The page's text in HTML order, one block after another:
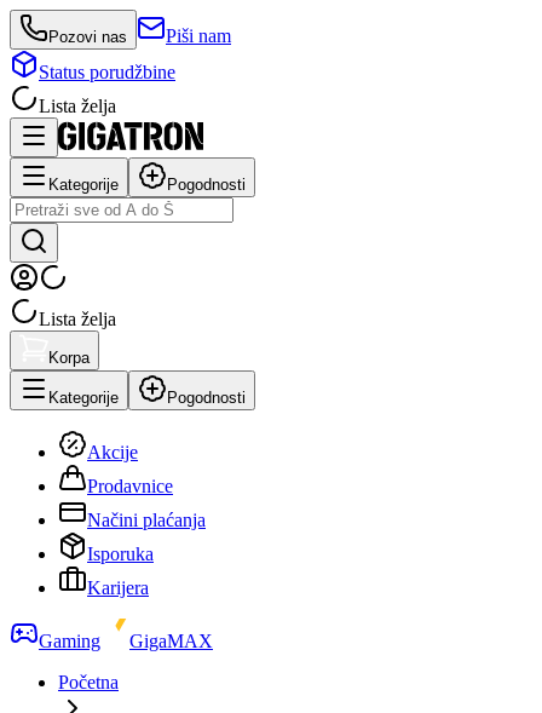
Pozovi nas
Piši nam
Status porudžbine
Lista želja
Kategorije Pogodnosti
Lista želja
Korpa
Kategorije Pogodnosti
Akcije
Prodavnice
Načini plaćanja
Isporuka
Karijera
Gaming
GigaMAX
Početna